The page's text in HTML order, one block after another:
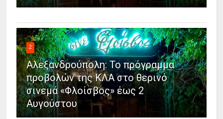
2
Αλεξανδρούπολη: Το πρόγραμμα
προβολών της ΚΛΑ στο θερινό
σινεμά «Φλοίσβος» έως 2
Αυγούστου